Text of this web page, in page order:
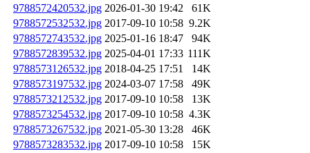
9788572420532.jpg 2026-01-30 19:42
61K
9788572532532.jpg 2017-09-10 10:58 9.2K
9788572743532.jpg 2025-01-16 18:47
94K
9788572839532.jpg 2025-04-01 17:33 111K
9788573126532.jpg 2018-04-25 17:51
14K
9788573197532.jpg 2024-03-07 17:58
49K
9788573212532.jpg 2017-09-10 10:58
13K
9788573254532.jpg 2017-09-10 10:58 4.3K
9788573267532.jpg 2021-05-30 13:28
46K
9788573283532.jpg 2017-09-10 10:58
15K